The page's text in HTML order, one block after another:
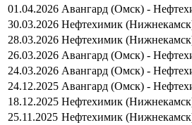
01.04.2026 Авангард (Омск) -
30.03.2026 Нефтехимик
28.03.2026 Нефтехимик
26.03.2026 Авангард (Омск) -
24.03.2026 Авангард (Омск) -
24.12.2025 Авангард (Омск) -
18.12.2025 Нефтехимик
25.11.2025 Нефтехимик